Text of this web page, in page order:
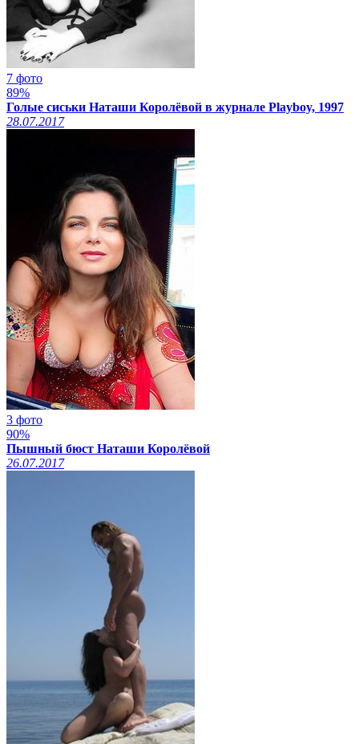
7 фото
89%
Голые сиськи Наташи Королёвой в журнале Playboy, 1997
28.07.2017
3 фото
90%
Пышный бюст Наташи Королёвой
26.07.2017